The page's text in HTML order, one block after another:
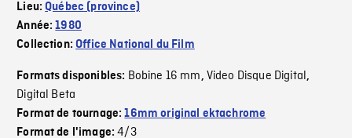
Lieu:Québec (province)
Année:1980
Collection:Office National du Film
Formats disponibles: Bobine 16 mm, Video Disque Digital,
Digital Beta
Format de tournage:16mm original ektachrome
Format de l'image:4/3